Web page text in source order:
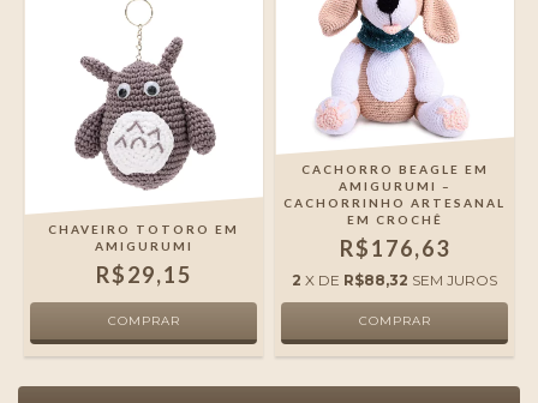
CHAVEIRO TOTORO EM
AMIGURUMI
R$29,15
CACHORRO BEAGLE EM
AMIGURUMI –
CACHORRINHO ARTESANAL
EM CROCHÊ
R$176,63
2 X DE R$88,32 SEM JUROS